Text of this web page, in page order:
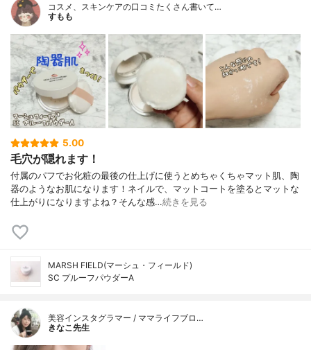
コスメ、スキンケアの口コミたくさん書いて…
すもも
5.00
毛穴が隠れます！
付属のパフでお化粧の最後の仕上げに使うとめちゃくちゃマット肌、陶
器のようなお肌になります！ネイルで、マットコートを塗るとマットな
仕上がりになりますよね？そんな感…続きを見る
MARSH FIELD(マーシュ・フィールド)
SC プルーフパウダーA
美容インスタグラマー / ママライフブロ…
きなこ先生